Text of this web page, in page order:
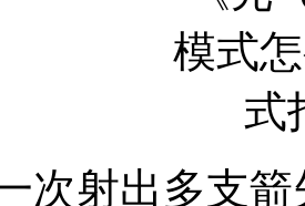
次射出多支